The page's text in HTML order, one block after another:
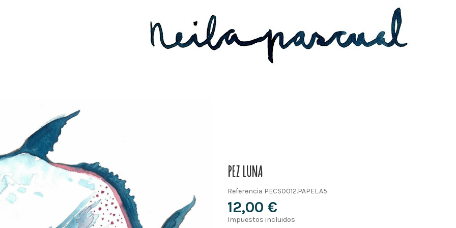
PEZ LUNA
Referencia PECS0012.PAPEL.A5
12,00 €
Impuestos incluidos